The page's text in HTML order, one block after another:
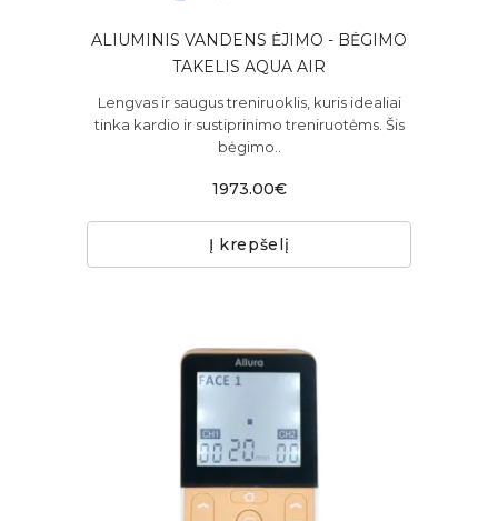
ALIUMINIS VANDENS ĖJIMO - BĖGIMO
TAKELIS AQUA AIR
Lengvas ir saugus treniruoklis, kuris idealiai
tinka kardio ir sustiprinimo treniruotėms. Šis
bėgimo..
1973.00€
Į krepšelį